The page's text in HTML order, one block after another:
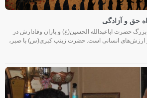
حق و آزادگی
حضرت اباعبدالله الحسین(ع) و یاران وفادارش در
ارزش‌های انسانی است. حضرت زینب کبری(س) با صبر،